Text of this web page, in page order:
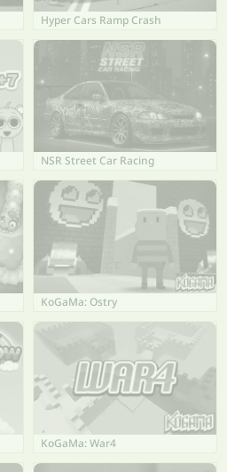
Hyper Cars Ramp Crash
NSR Street Car Racing
KoGaMa: Ostry
KoGaMa: War4